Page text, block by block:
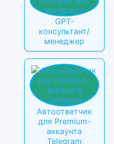
GPT-
консультант/
менеджер
Автоответчик
для Premium-
аккаунта
Telegram